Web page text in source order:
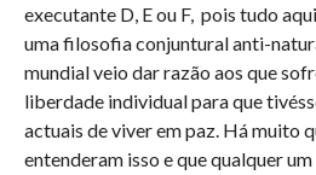
executante D, E ou F, pois tudo
uma filosofia conjuntural anti-
mundial veio dar razão aos que
liberdade individual para que
actuais de viver em paz. Há muito
entenderam isso e que qualquer